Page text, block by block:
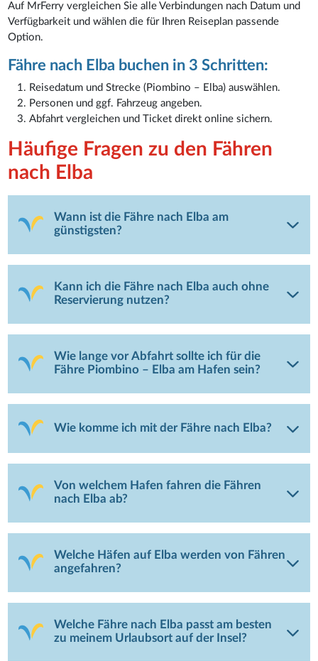
Auf MrFerry vergleichen Sie alle Verbindungen nach Datum und
Verfügbarkeit und wählen die für Ihren Reiseplan passende
Option.
Fähre nach Elba buchen in 3 Schritten:
Reisedatum und Strecke (Piombino – Elba) auswählen.
Personen und ggf. Fahrzeug angeben.
Abfahrt vergleichen und Ticket direkt online sichern.
Häufige Fragen zu den Fähren
nach Elba
Wann ist die Fähre nach Elba am
günstigsten?
Kann ich die Fähre nach Elba auch ohne
Reservierung nutzen?
Wie lange vor Abfahrt sollte ich für die
Fähre Piombino – Elba am Hafen sein?
Wie komme ich mit der Fähre nach Elba?
Von welchem Hafen fahren die Fähren
nach Elba ab?
Welche Häfen auf Elba werden von Fähren
angefahren?
Welche Fähre nach Elba passt am besten
zu meinem Urlaubsort auf der Insel?